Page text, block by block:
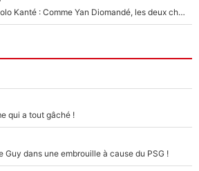
Antoine Griezmann et N'Golo Kanté : Comme Yan Diomandé, les deux champions du monde ont refusé de signer au PSG !
qui a tout gâché !
Guy dans une embrouille à cause du PSG !